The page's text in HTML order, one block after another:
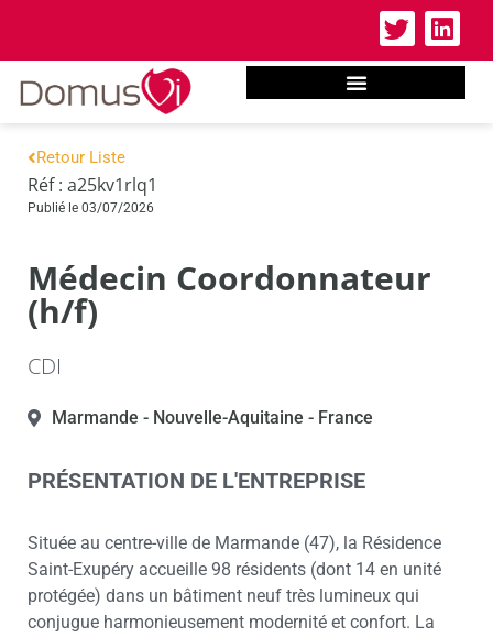
Retour Liste
Réf : a25kv1rlq1
Publié le 03/07/2026
Médecin Coordonnateur
(h/f)
CDI
Marmande - Nouvelle-Aquitaine - France
PRÉSENTATION DE L'ENTREPRISE
Située au centre-ville de Marmande (47), la Résidence
Saint-Exupéry accueille 98 résidents (dont 14 en unité
protégée) dans un bâtiment neuf très lumineux qui
conjugue harmonieusement modernité et confort. La